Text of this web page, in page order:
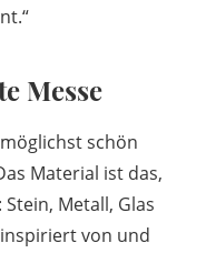
Messe
schön
Material ist das,
Metall, Glas
inspiriert von und